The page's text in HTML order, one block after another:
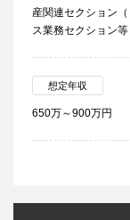
産関連セクション
ス業務セクション
想定年収
650万～900万円